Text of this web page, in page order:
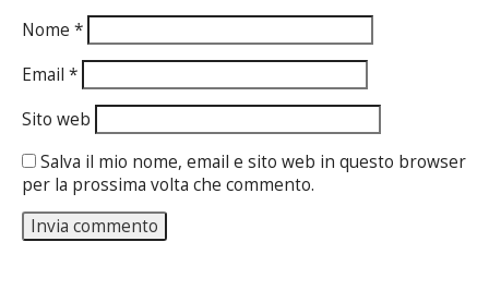
Nome *
Email *
Sito web
Salva il mio nome, email e sito web in questo browser
per la prossima volta che commento.